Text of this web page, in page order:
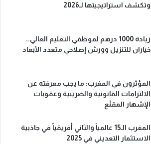
وتكشف استراتيجيتها لـ2026
زيادة 1000 درهم لموظفي التعليم العالي..
خياران للتنزيل وورش إصلاحي متعدد الأبعاد
المؤثرون في المغرب: ما يجب معرفته عن
الالتزامات القانونية والضريبية وعقوبات
الإشهار المقنّع
المغرب الـ15 عالمياً والثاني أفريقياً في جاذبية
الاستثمار التعديني في 2025